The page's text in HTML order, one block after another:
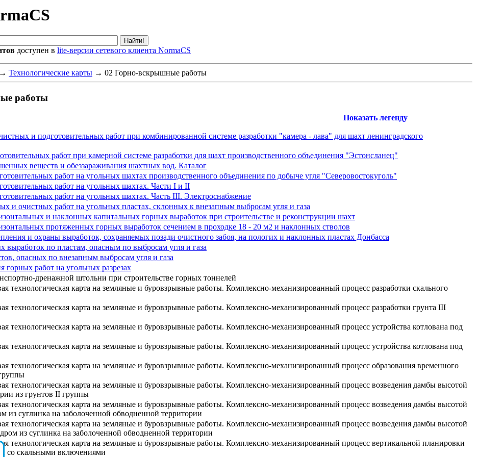
доступен в lite-версии сетевого клиента NormaCS
→ Технологические карты → 02 Горно-вскрышные работы
работы
Показать легенду
и подготовительных работ при комбинированной системе разработки "камера - лава" для шахт ленинградского
работ при камерной системе разработки для шахт производственного объединения "Эстонсланец"
веществ и обеззараживания шахтных вод. Каталог
работ на угольных шахтах производственного объединения по добыче угля "Северовостокуголь"
работ на угольных шахтах. Части I и II
работ на угольных шахтах. Часть III. Электроснабжение
и очистных работ на угольных пластах, склонных к внезапным выбросам угля и газа
и наклонных капитальных горных выработок при строительстве и реконструкции шахт
протяженных горных выработок сечением в проходке 18 - 20 м2 и наклонных стволов
и охраны выработок, сохраняемых позади очистного забоя, на пологих и наклонных пластах Донбасса
выработок по пластам, опасным по выбросам угля и газа
опасных по внезапным выбросам угля и газа
работ на угольных разрезах
дренажной штольни при строительстве горных тоннелей
технологическая карта на земляные и буровзрывные работы. Комплексно-механизированный процесс разработки скального
технологическая карта на земляные и буровзрывные работы. Комплексно-механизированный процесс разработки грунта III
технологическая карта на земляные и буровзрывные работы. Комплексно-механизированный процесс устройства котлована под
технологическая карта на земляные и буровзрывные работы. Комплексно-механизированный процесс устройства котлована под
технологическая карта на земляные и буровзрывные работы. Комплексно-механизированный процесс образования временного
технологическая карта на земляные и буровзрывные работы. Комплексно-механизированный процесс возведения дамбы высотой
из грунтов II группы
технологическая карта на земляные и буровзрывные работы. Комплексно-механизированный процесс возведения дамбы высотой
из суглинка на заболоченной обводненной территории
технологическая карта на земляные и буровзрывные работы. Комплексно-механизированный процесс возведения дамбы высотой
из суглинка на заболоченной обводненной территории
технологическая карта на земляные и буровзрывные работы. Комплексно-механизированный процесс вертикальной планировки
со скальными включениями